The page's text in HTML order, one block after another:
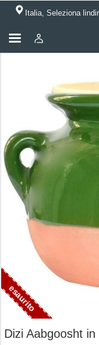
Italia, Seleziona
Dizi Aabgoosht